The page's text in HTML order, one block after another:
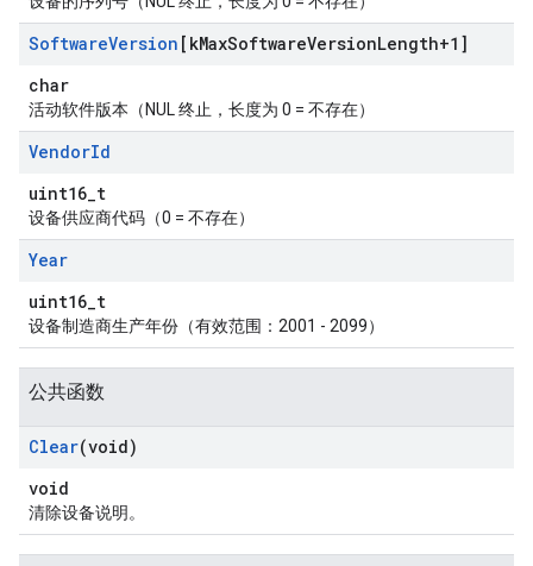
SoftwareVersion [kMaxSoftwareVersionLength+1]
char
活动软件版本（NUL 终止，长度为 0 = 不存在）
VendorId
uint16_t
设备供应商代码（0 = 不存在）
Year
uint16_t
设备制造商生产年份（有效范围：2001 - 2099）
公共函数
Clear(void)
void
清除设备说明。